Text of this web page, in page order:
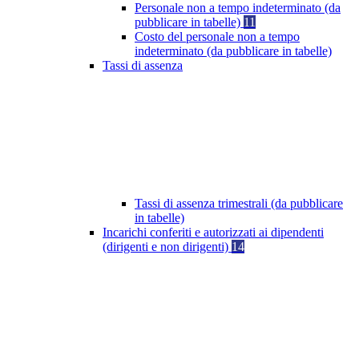
Personale non a tempo indeterminato (da
pubblicare in tabelle) 11
Costo del personale non a tempo
indeterminato (da pubblicare in tabelle)
Tassi di assenza
Tassi di assenza trimestrali (da pubblicare
in tabelle)
Incarichi conferiti e autorizzati ai dipendenti
(dirigenti e non dirigenti) 14